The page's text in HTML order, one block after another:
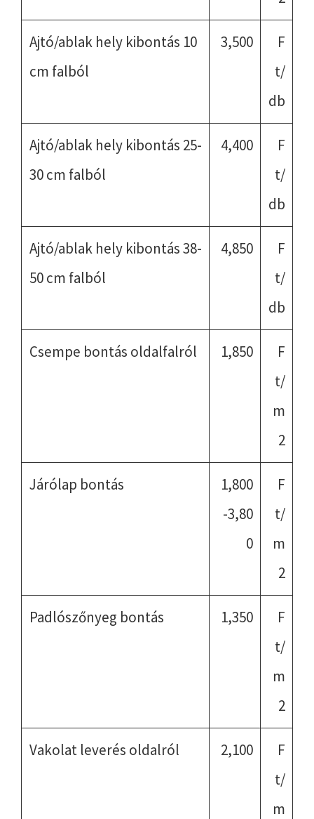
Ajtó/ablak hely kibontás 10
cm falból
3,500
F
t/
db
Ajtó/ablak hely kibontás 25-
30 cm falból
4,400
F
t/
db
Ajtó/ablak hely kibontás 38-
50 cm falból
4,850
F
t/
db
Csempe bontás oldalfalról 1,850
F
t/
m
2
Járólap bontás
1,800
-3,80
0
F
t/
m
2
Padlószőnyeg bontás 1,350
F
t/
m
2
Vakolat leverés oldalról 2,100
F
t/
m